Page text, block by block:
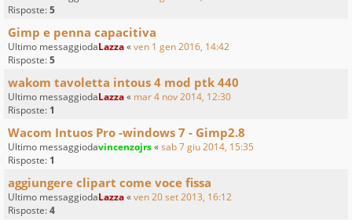
Risposte:5
Gimp e penna capacitiva
Ultimo messaggiodaLazza«ven 1 gen 2016, 14:42
Risposte:5
wakom tavoletta intous 4 mod ptk 440
Ultimo messaggiodaLazza« mar 4 nov 2014, 12:30
Risposte: 1
Wacom Intuos Pro -windows 7 - Gimp2.8
Ultimo messaggiodavincenzojrs«sab 7 giu 2014, 15:35
Risposte: 1
aggiungere clipart come voce fissa
Ultimo messaggiodaLazza«ven 20 set 2013, 16:12
Risposte:4